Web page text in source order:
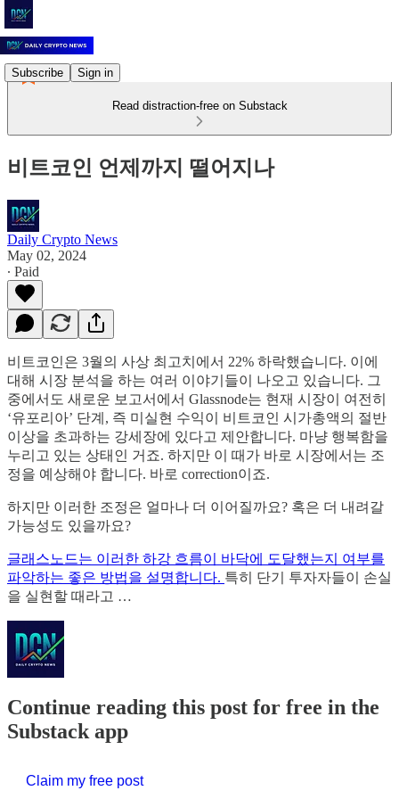
Subscribe Sign in
Read distraction-free on Substack
비트코인 언제까지 떨어지나
Daily Crypto News
May 02, 2024
∙ Paid
비트코인은 3월의 사상 최고치에서 22% 하락했습니다. 이에
대해 시장 분석을 하는 여러 이야기들이 나오고 있습니다. 그
중에서도 새로운 보고서에서 Glassnode는 현재 시장이 여전히
‘유포리아’ 단계, 즉 미실현 수익이 비트코인 시가총액의 절반
이상을 초과하는 강세장에 있다고 제안합니다. 마냥 행복함을
누리고 있는 상태인 거죠. 하지만 이 때가 바로 시장에서는 조
정을 예상해야 합니다. 바로 correction이죠.
하지만 이러한 조정은 얼마나 더 이어질까요? 혹은 더 내려갈
가능성도 있을까요?
글래스노드는 이러한 하강 흐름이 바닥에 도달했는지 여부를
파악하는 좋은 방법을 설명합니다. 특히 단기 투자자들이 손실
을 실현할 때라고 …
Continue reading this post for free in the
Substack app
Claim my free post